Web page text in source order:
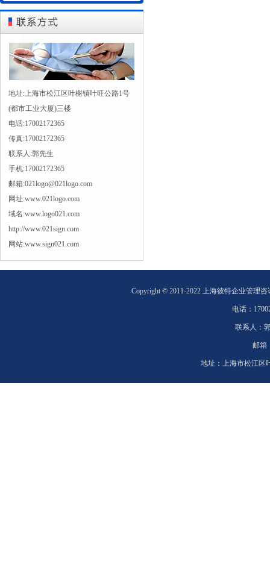
地址:上海市松江区叶榭镇叶旺公路1号
(都市工业大厦)三楼
电话:17002172365
传真:17002172365
联系人:郭先生
手机:17002172365
邮箱:021logo@021logo.com
网址:www.021logo.com
域名:www.logo021.com
http://www.021sign.com
网站:www.sign021.com
Copyright © 2011-2022 上海彼特企业管理
电话：
联系人：
邮箱
地址： 上海市松江区